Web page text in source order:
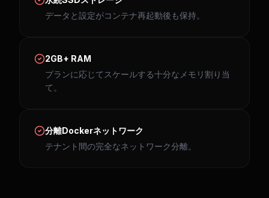
データと設定がコンテナ再起動後も保持。
2GB+ RAM
プランに応じてスケールする十分なメモリ割り当
て。
分離Dockerネットワーク
テナント間の完全なネットワーク分離。